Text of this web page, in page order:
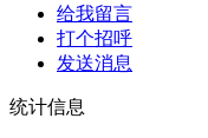
给我留言
打个招呼
发送消息
统计信息